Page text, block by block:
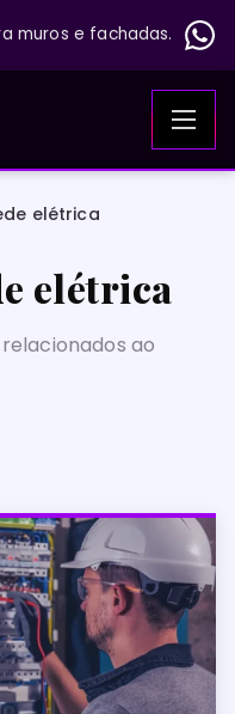
muros e fachadas.
elétrica
elétrica
ao